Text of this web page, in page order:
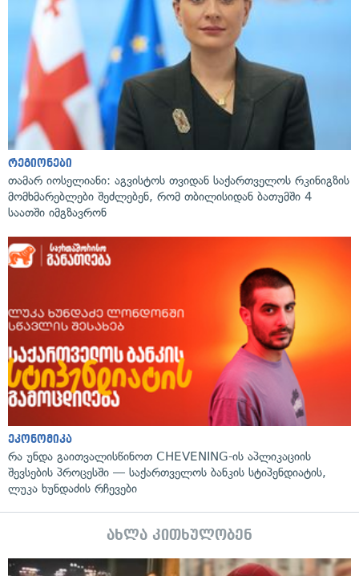
რეგიონები
თამარ იოსელიანი: აგვისტოს თვიდან საქართველოს რკინიგზის
მომხმარებლები შეძლებენ, რომ თბილისიდან ბათუმში 4
საათში იმგზავრონ
ეკონომიკა
რა უნდა გაითვალისწინოთ CHEVENING-ის აპლიკაციის
შევსების პროცესში — საქართველოს ბანკის სტიპენდიატის,
ლუკა ხუნდაძის რჩევები
ახლა კითხულობენ